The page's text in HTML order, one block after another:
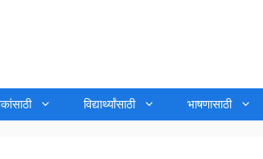
विद्यार्थ्यांसाठी भाषणासाठी